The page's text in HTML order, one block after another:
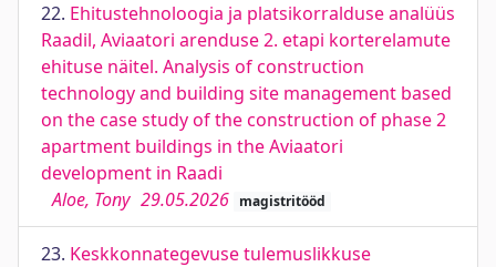
22. Ehitustehnoloogia ja platsikorralduse analüüs
Raadil, Aviaatori arenduse 2. etapi korterelamute
ehituse näitel. Analysis of construction
technology and building site management based
on the case study of the construction of phase 2
apartment buildings in the Aviaatori
development in Raadi
Aloe, Tony 29.05.2026 magistritööd
23. Keskkonnategevuse tulemuslikkuse